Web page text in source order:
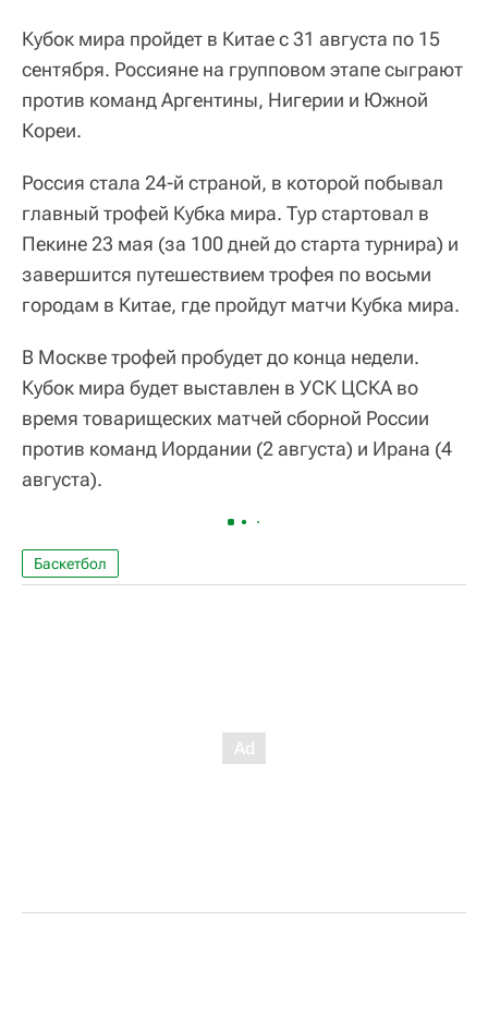
Кубок мира пройдет в Китае с 31 августа по 15
сентября. Россияне на групповом этапе сыграют
против команд Аргентины, Нигерии и Южной
Кореи.
Россия стала 24-й страной, в которой побывал
главный трофей Кубка мира. Тур стартовал в
Пекине 23 мая (за 100 дней до старта турнира) и
завершится путешествием трофея по восьми
городам в Китае, где пройдут матчи Кубка мира.
В Москве трофей пробудет до конца недели.
Кубок мира будет выставлен в УСК ЦСКА во
время товарищеских матчей сборной России
против команд Иордании (2 августа) и Ирана (4
августа).
Баскетбол